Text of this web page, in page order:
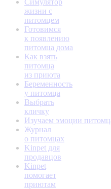
Симулятор
жизни с
питомцем
Готовимся
к появлению
питомца дома
Как взять
питомца
из приюта
Беременность
у питомца
Выбрать
кличку
Изучаем эмоции
Журнал
о питомцах
Kinpet для
продавцов
Kinpet
помогает
приютам